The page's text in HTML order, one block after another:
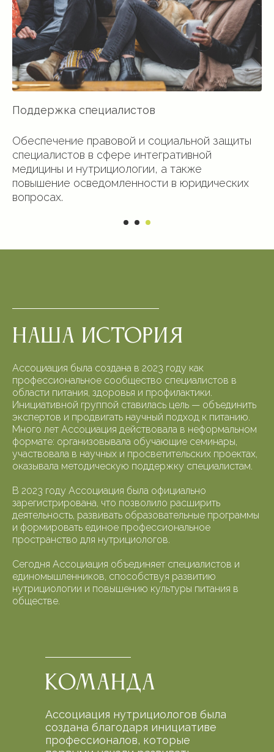
Поддержка специалистов
Обеспечение правовой и социальной защиты
специалистов в сфере интегративной
медицины и нутрициологии, а также
повышение осведомленности в юридических
вопросах.
Наша история
Ассоциация была создана в 2023 году как
профессиональное сообщество специалистов в
области питания, здоровья и профилактики.
Инициативной группой ставилась цель — объединить
экспертов и продвигать научный подход к питанию.
Много лет Ассоциация действовала в неформальном
формате: организовывала обучающие семинары,
участвовала в научных и просветительских проектах,
оказывала методическую поддержку специалистам.
В 2023 году Ассоциация была официально
зарегистрирована, что позволило расширить
деятельность, развивать образовательные программы
и формировать единое профессиональное
пространство для нутрициологов.
Сегодня Ассоциация объединяет специалистов и
единомышленников, способствуя развитию
нутрициологии и повышению культуры питания в
обществе.
Команда
Ассоциация нутрициологов была
создана благодаря инициативе
профессионалов, которые